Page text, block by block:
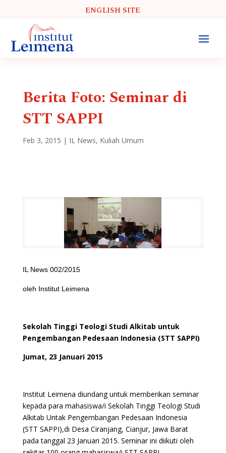
ENGLISH SITE
Berita Foto: Seminar di
STT SAPPI
Feb 3, 2015 | IL News, Kuliah Umum
IL News 002/2015
oleh Institut Leimena
Sekolah Tinggi Teologi Studi Alkitab untuk
Pengembangan Pedesaan Indonesia (STT SAPPI)
Jumat, 23 Januari 2015
Institut Leimena diundang untuk memberikan seminar
kepada para mahasiswa/i Sekolah Tinggi Teologi Studi
Alkitab Untak Pengembangan Pedesaan Indonesia
(STT SAPPI),di Desa Ciranjang, Cianjur, Jawa Barat
pada tanggal 23 Januari 2015. Seminar ini diikuti oleh